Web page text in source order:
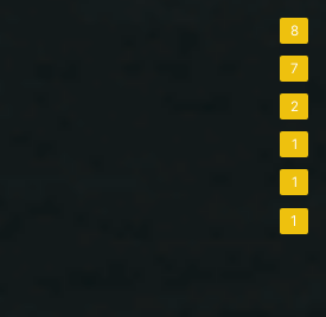
8
7
2
1
1
1